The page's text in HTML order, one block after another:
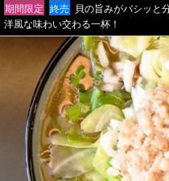
期間限定 終売 貝の旨みがバシッと
洋風な味わい交わる一杯！